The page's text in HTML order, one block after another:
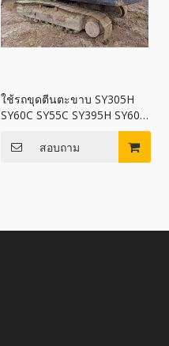
ใช้รถขุดตีนตะขาบ SY305H
SY60C SY55C SY395H SY60C
สอบถาม